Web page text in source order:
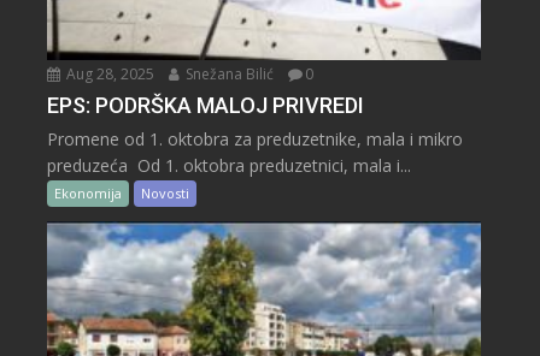
Aug 28, 2025 Snežana Bilić 0
EPS: PODRŠKA MALOJ PRIVREDI
Promene od 1. oktobra za preduzetnike, mala i mikro
preduzeća Od 1. oktobra preduzetnici, mala i...
Ekonomija Novosti